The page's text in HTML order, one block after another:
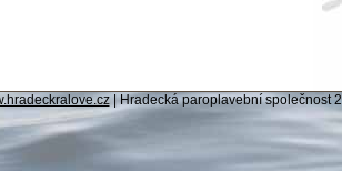
|Hradecká paroplavební společnost